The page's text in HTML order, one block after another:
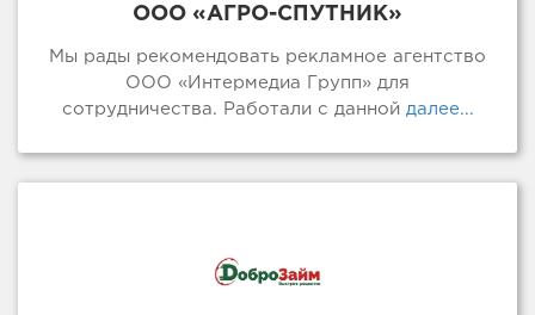
ООО «АГРО-СПУТНИК»
Мы рады рекомендовать рекламное агентство
ООО «Интермедиа Групп» для
сотрудничества. Работали с даннойдалее...